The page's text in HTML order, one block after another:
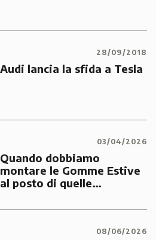
28/09/2018
Audi lancia la sfida a Tesla
03/04/2026
Quando dobbiamo
montare le Gomme Estive
al posto di quelle
08/06/2026